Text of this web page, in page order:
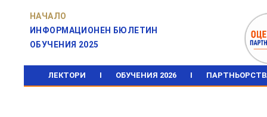
НАЧАЛО
ИНФОРМАЦИОНЕН БЮЛЕТИН
ОБУЧЕНИЯ 2025
ЛЕКТОРИ I ОБУЧЕНИЯ 2026 I